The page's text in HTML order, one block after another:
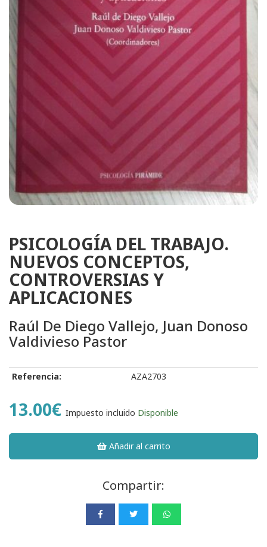
PSICOLOGÍA DEL TRABAJO.
NUEVOS CONCEPTOS,
CONTROVERSIAS Y
APLICACIONES
Raúl De Diego Vallejo, Juan Donoso
Valdivieso Pastor
Referencia: AZA2703
13.00€ Impuesto incluido Disponible
Añadir al carrito
Compartir: